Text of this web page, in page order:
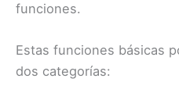
funciones.
Estas funciones básicas
dos categorías: